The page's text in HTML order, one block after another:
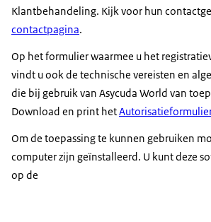
Klantbehandeling. Kijk voor hun
contactpagina.
Op het formulier waarmee u het
vindt u ook de technische vereisten en
die bij gebruik van Asycuda World van
Download en print het
Om de toepassing te kunnen gebruiken
computer zijn geïnstalleerd. U kunt deze
op de